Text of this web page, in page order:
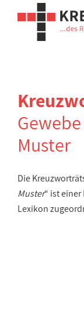
Muster
Die
Muster“ ist
Lexikon